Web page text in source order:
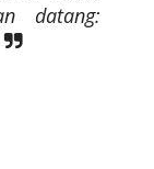
datang: